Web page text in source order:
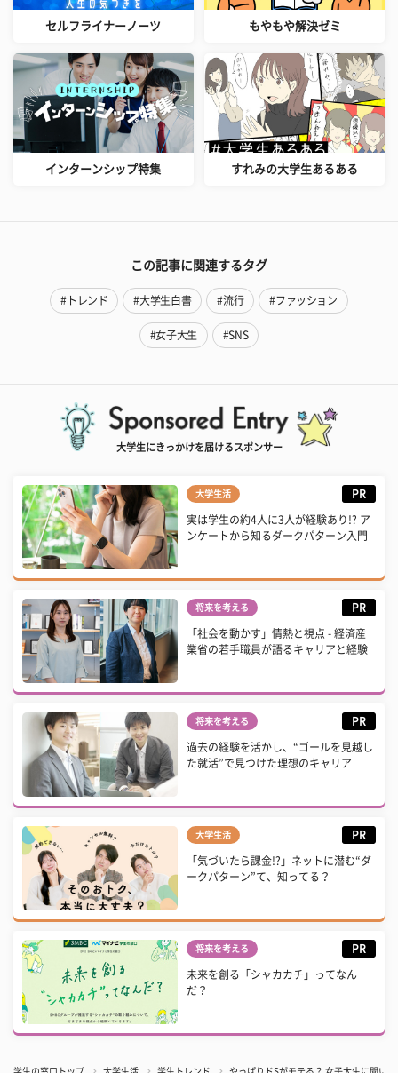
セルフライナーノーツ もやもや解決ゼミ
インターンシップ特集 すれみの大学生あるある
この記事に関連するタグ
#トレンド #大学生白書 #流行 #ファッション
#女子大生 #SNS
大学生にきっかけを届けるスポンサー
大学生活 PR
実は学生の約4人に3人が経験あり!? ア
ンケートから知るダークパターン入門
将来を考える PR
「社会を動かす」情熱と視点 - 経済産
業省の若手職員が語るキャリアと経験
将来を考える PR
過去の経験を活かし、“ゴールを見越し
た就活”で見つけた理想のキャリア
大学生活 PR
「気づいたら課金!?」ネットに潜む“ダ
ークパターン”て、知ってる？
将来を考える PR
未来を創る「シャカカチ」ってなん
だ？